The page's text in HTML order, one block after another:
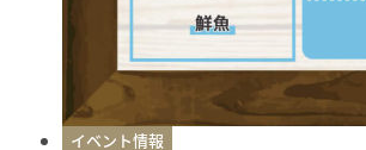
イベント情報